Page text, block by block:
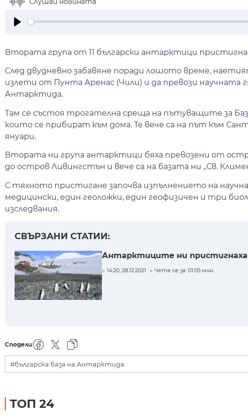
Втората група от 11 български антарктици
След двудневно забавяне поради лошото време,
излети от Пунта Аренас (Чили) и да превози
Антарктида.
Там се състоя трогателна среща на пътуващите за
които се прибират към дома. Те вече са на път към
януари.
Втората ни група антарктици бяха превозени от
до остров Ливингстън и вече са на базата ни „Св.
С тяхното пристигане започва изпълнението на
медицински, един геоложки, един геофизичен и три
изследвания.
СВЪРЗАНИ СТАТИИ:
Антарктиците ни пристигнаха
14:20, 28.12.2021 Чете се за: 01:05 мин.
Сподели
#българска база на Антарктида
ТОП 24